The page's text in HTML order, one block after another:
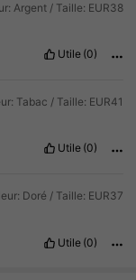
Argent / Taille: EUR38
Utile (0)
Tabac / Taille: EUR41
Utile (0)
Doré / Taille: EUR37
Utile (0)